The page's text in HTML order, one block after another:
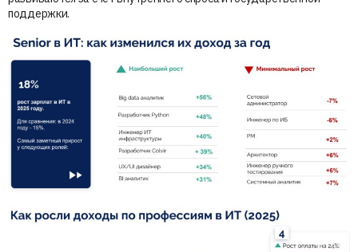
поддержки.